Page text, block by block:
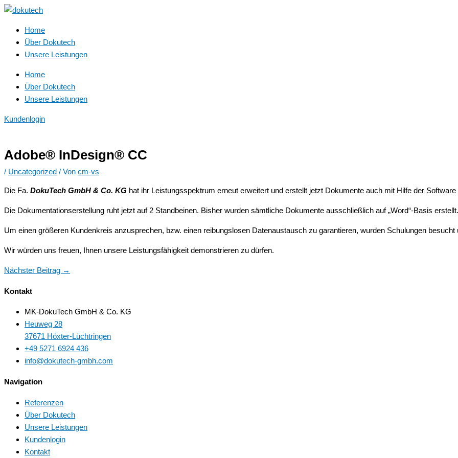
Zum
springenHome
Über Dokutech
Unsere Leistungen
Home
Über Dokutech
Unsere Leistungen
Kundenlogin
Adobe® InDesign® CC
/ Uncategorized / Von cm-vs
Die Fa. DokuTech GmbH & Co. KG hat ihr Leistungsspektrum erneut erweitert und erstellt jetzt Dokumente auch mit Hilfe der Software
Die Dokumentationserstellung ruht jetzt auf 2 Standbeinen. Bisher wurden sämtliche Dokumente ausschließlich auf „Word“-Basis erstellt.
Um einen größeren Kundenkreis anzusprechen, bzw. einen reibungslosen Datenaustausch zu garantieren, wurden Schulungen besucht
Wir würden uns freuen, Ihnen unsere Leistungsfähigkeit demonstrieren zu dürfen.
Nächster Beitrag →
Kontakt
MK-DokuTech GmbH & Co. KG
Heuweg 28
37671 Höxter-Lüchtringen
+49 5271 6924 436
info@dokutech-gmbh.com
Navigation
Main
Referenzen
Über Dokutech
Unsere Leistungen
Kundenlogin
Kontakt